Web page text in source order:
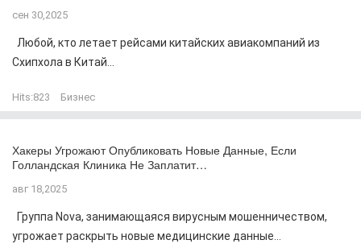
сен 30,2025
Любой, кто летает рейсами китайских авиакомпаний из
Схипхола в Китай...
Hits:823 Бизнес
Хакеры Угрожают Опубликовать Новые Данные, Если
Голландская Клиника Не Заплатит…
авг 18,2025
Группа Nova, занимающаяся вирусным мошенничеством,
угрожает раскрыть новые медицинские данные...